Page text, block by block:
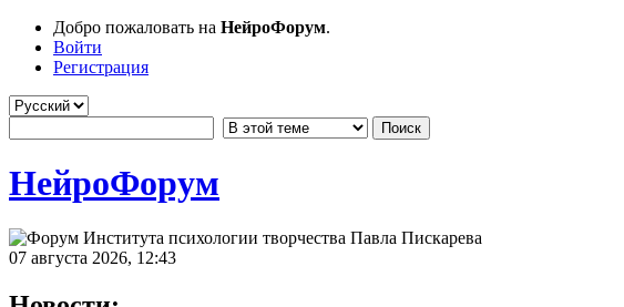
Добро пожаловать на НейроФорум.
Войти
Регистрация
НейроФорум
07 августа 2026, 12:43